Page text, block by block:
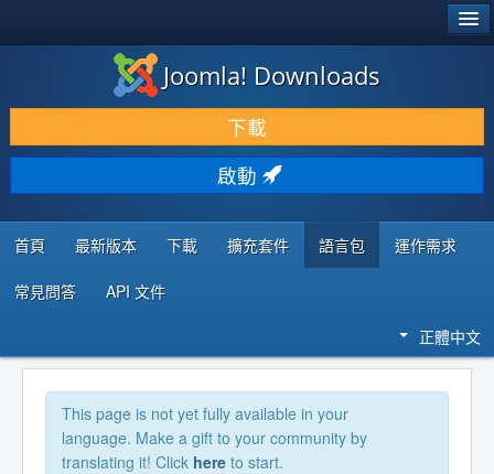
下載 & 擴充
發現 & 學習
社群 & 支援
程式者資源
Joomla! Downloads
下載
啟動
首頁 最新版本 下載 擴充套件 語言包 運作需求
常見問答 API 文件
正體中文
This page is not yet fully available in your
language. Make a gift to your community by
translating it! Click here to start.